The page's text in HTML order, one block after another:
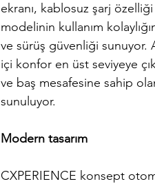
ekranı, kablosuz şarj
modelinin kullanım
ve sürüş güvenliği sunuyor.
içi konfor en üst seviyeye
ve baş mesafesine sahip
sunuluyor.
Modern tasarım
CXPERIENCE konsept